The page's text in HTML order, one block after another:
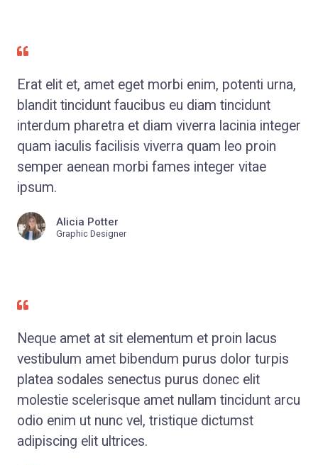
Erat elit et, amet eget morbi enim, potenti urna,
blandit tincidunt faucibus eu diam tincidunt
interdum pharetra et diam viverra lacinia integer
quam iaculis facilisis viverra quam leo proin
semper aenean morbi fames integer vitae
ipsum.
Alicia Potter
Graphic Designer
Neque amet at sit elementum et proin lacus
vestibulum amet bibendum purus dolor turpis
platea sodales senectus purus donec elit
molestie scelerisque amet nullam tincidunt arcu
odio enim ut nunc vel, tristique dictumst
adipiscing elit ultrices.